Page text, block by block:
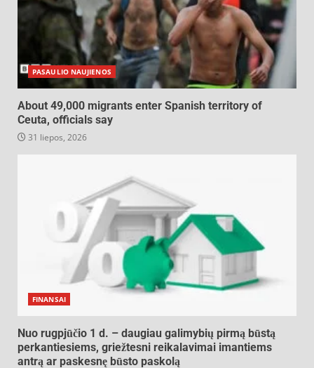
PASAULIO NAUJIENOS
About 49,000 migrants enter Spanish territory of
Ceuta, officials say
31 liepos, 2026
FINANSAI
Nuo rugpjūčio 1 d. – daugiau galimybių pirmą būstą
perkantiesiems, griežtesni reikalavimai imantiems
antrą ar paskesnę būsto paskolą